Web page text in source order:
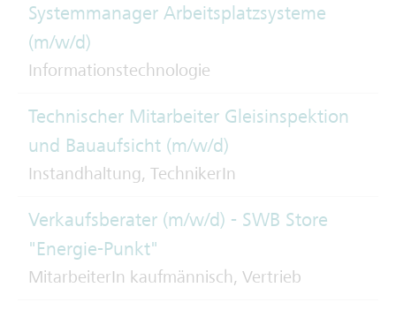
Systemmanager Arbeitsplatzsysteme
(m/w/d)
Informationstechnologie
Technischer Mitarbeiter Gleisinspektion
und Bauaufsicht (m/w/d)
Instandhaltung, TechnikerIn
Verkaufsberater (m/w/d) - SWB Store
"Energie-Punkt"
MitarbeiterIn kaufmännisch, Vertrieb